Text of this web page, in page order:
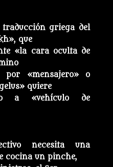
griega del
que
«la cara oculta de
por «mensajero» o
quiere
a «vehículo de
necesita una
cocina un pinche,